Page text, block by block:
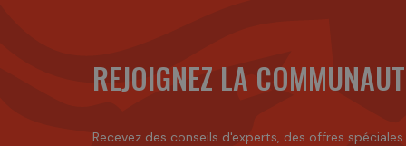
REJOIGNEZ LA
Recevez des conseils d'experts, des offres